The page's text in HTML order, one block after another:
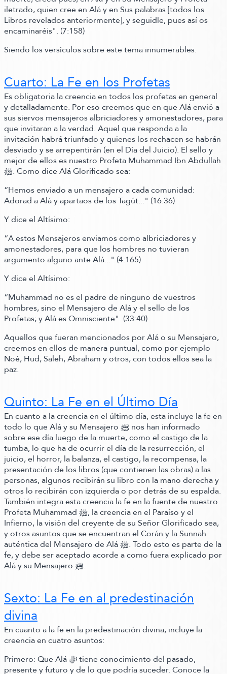
iletrado, quien cree en Alá y en Sus palabras[todos los
Libros revelados anteriormente], y seguidle, pues así os
encaminaréis". (7:158)
Siendo los versículos sobre este tema innumerables.
Cuarto: La Fe en los Profetas
Es obligatoria la creencia en todos los profetas en general
y detalladamente. Por eso creemos que en que Alá envió a
sus siervos mensajeros albriciadores y amonestadores, para
que invitaran a la verdad. Aquel que responda a la
invitación habrá triunfado y quienes los rechacen se habrán
desviado y se arrepentirán (en el Día del Juicio). El sello y
mejor de ellos es nuestro Profeta Muhammad Ibn Abdullah
ﷺ‬.Como dice Alá Glorificado sea:
“Hemos enviado a un mensajero a cada comunidad:
Adorad a Alá y apartaos de los Tagút..." (16:36)
Y dice el Altísimo:
“A estos Mensajeros enviamos como albriciadores y
amonestadores, para que los hombres no tuvieran
argumento alguno ante Alá..." (4:165)
Y dice el Altísimo:
“Muhammad no es el padre de ninguno de vuestros
hombres, sino el Mensajero de Alá y el sello de los
Profetas; y Alá es Omnisciente". (33:40)
Aquellos que fueran mencionados por Alá o su Mensajero,
creemos en ellos de manera puntual, como por ejemplo
Noé, Hud, Saleh, Abraham y otros, con todos ellos sea la
paz.
Quinto: La Fe en el Último Día
En cuanto a la creencia en el último día, esta incluye la fe en
todo lo que Alá y su Mensajero ﷺ‬ nos han informado
sobre ese día luego de la muerte, como el castigo de la
tumba, lo que ha de ocurrir el día de la resurrección, el
juicio, el horror, la balanza, el castigo, la recompensa, la
presentación de los libros(que contienen las obras)a las
personas, algunos recibirán su libro con la mano derecha y
otros lo recibirán con izquierda o por detrás de su espalda.
También integra esta creencia la fe en la fuente de nuestro
Profeta Muhammad ﷺ‬, la creencia en el Paraíso y el
Infierno, la visión del creyente de su Señor Glorificado sea,
y otros asuntos que se encuentran el Corán y la Sunnah
auténtica del Mensajero de Alá ﷺ‬. Todo esto es parte de la
fe, y debe ser aceptado acorde a como fuera explicado por
Alá y su Mensajero ﷺ‬.
Sexto: La Fe en al predestinación
divina
En cuanto a la fe en la predestinación divina,incluye la
creencia en cuatro asuntos:
Primero: Que Alá ﷻ‬ tiene conocimiento del pasado,
presente y futuro y de lo que podría suceder. Conoce la